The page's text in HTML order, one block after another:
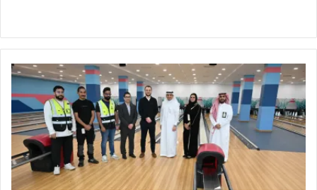
ق
ع
ا
ل
و
ي
ب